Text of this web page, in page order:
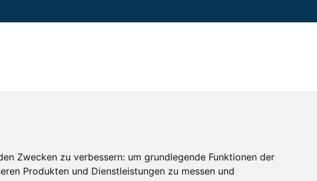
Zwecken zu verbessern: um grundlegende Funktionen der
Produkten und Dienstleistungen zu messen und